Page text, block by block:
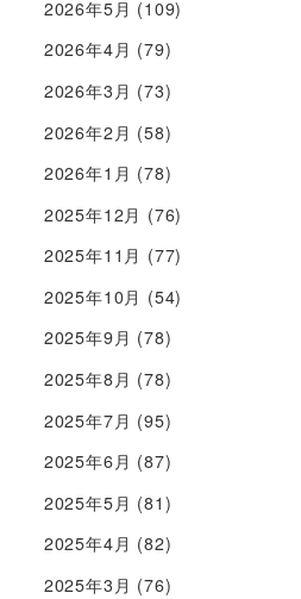
2026年5月 (109)
2026年4月 (79)
2026年3月 (73)
2026年2月 (58)
2026年1月 (78)
2025年12月 (76)
2025年11月 (77)
2025年10月 (54)
2025年9月 (78)
2025年8月 (78)
2025年7月 (95)
2025年6月 (87)
2025年5月 (81)
2025年4月 (82)
2025年3月 (76)